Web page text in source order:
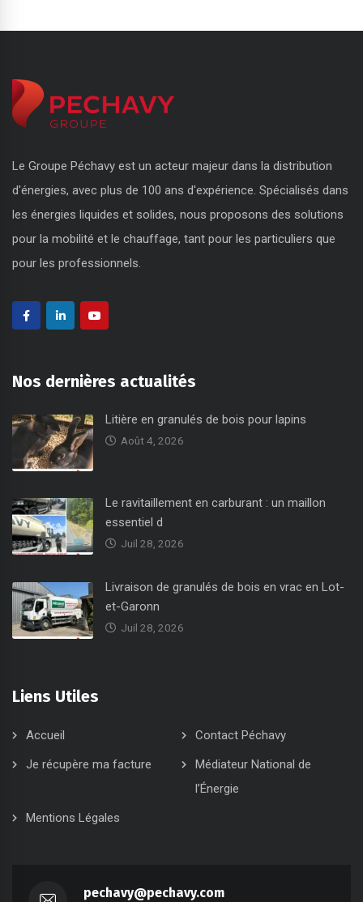
Le Groupe Péchavy est un acteur majeur dans la distribution
d'énergies, avec plus de 100 ans d'expérience. Spécialisés dans
les énergies liquides et solides, nous proposons des solutions
pour la mobilité et le chauffage, tant pour les particuliers que
pour les professionnels.
Nos dernières actualités
Litière en granulés de bois pour lapins
Août 4, 2026
Le ravitaillement en carburant : un maillon
essentiel d
Juil 28, 2026
Livraison de granulés de bois en vrac en Lot-
et-Garonn
Juil 28, 2026
Liens Utiles
Accueil
Contact Péchavy
Je récupère ma facture
Médiateur National de
l’Énergie
Mentions Légales
pechavy@pechavy.com